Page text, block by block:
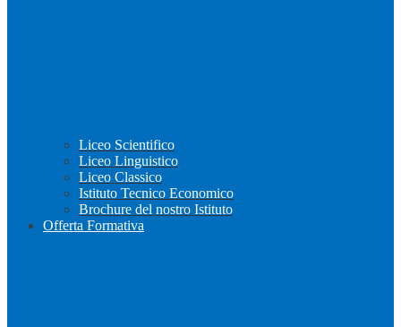
Liceo Scientifico
Liceo Linguistico
Liceo Classico
Istituto Tecnico Economico
Brochure del nostro Istituto
Offerta Formativa